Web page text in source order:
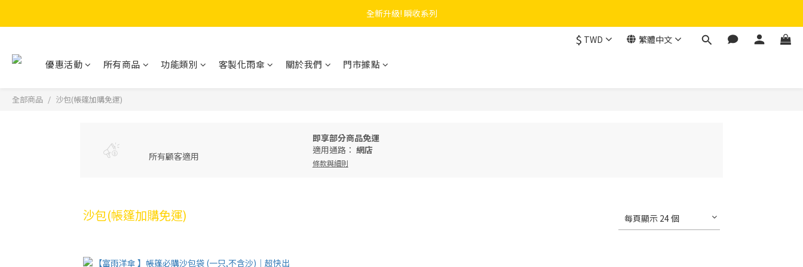
F.SEASONS x Baogani 最新聯名速穿側開雨衣
全新升級! 瞬收系列
$ TWD 繁體中文
優惠活動 所有商品 功能類別 客製化雨傘 關於我們 門市據點
全部商品 沙包(帳篷加購免運)
所有顧客適用
即享部分商品免運
適用通路： 網店
條款與細則
沙包(帳篷加購免運) 每頁顯示 24 個